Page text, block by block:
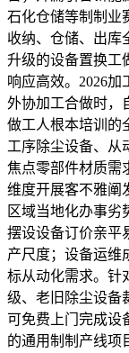
石化仓储等制制业
收纳、仓储、出库
升级的设备置换工
响应高效。2026加
外协加工合做时，
做工人根本培训的
工序除尘设备、从
焦点零部件材质需
维度开展客不雅阐
区域当地化办事劣
摆设设备订价亲平
产尺度；设备运维
标从动化需求。针
级、老旧除尘设备
可免费上门完成设
的通用制制产线项